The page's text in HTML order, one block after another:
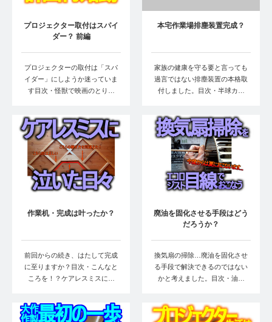
プロジェクター取付はスパイ
ダー？ 前編
プロジェクターの取付は「スパ
イダー」にしようか迷っていま
す目次・怪獣で映画のとり…
本宅作業場排塵装置完成？
家族の健康を守る要と言っても
過言ではない排塵装置の本格取
付しました。目次・半球カ…
作業机・完成は叶ったか？
前回からの続き、はたして完成
に至りますか？目次・こんなと
ころを！？ケアレスミスに…
廃油を固化させる手段はどう
だろうか？
換気扇の掃除…廃油を固化させ
る手段で解決できるのではない
かと考えました。目次・油…